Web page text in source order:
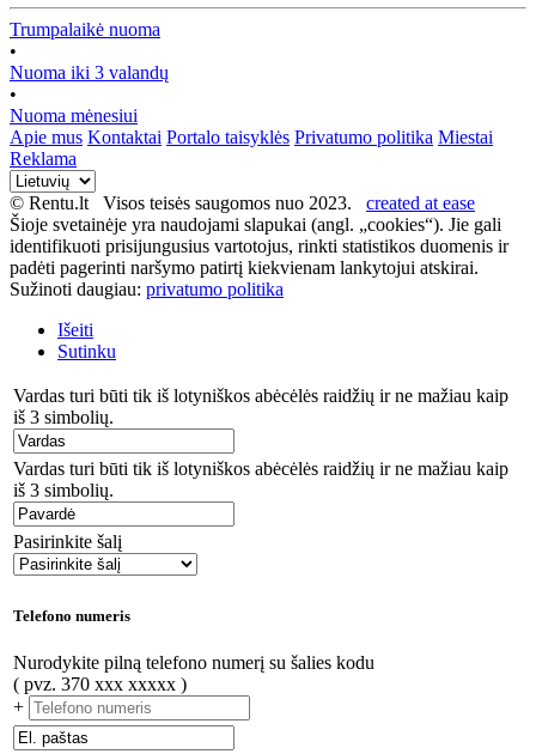
Trumpalaikė nuoma
•
Nuoma iki 3 valandų
•
Nuoma mėnesiui
Apie mus Kontaktai Portalo taisyklės Privatumo politika Miestai
Reklama
© Rentu.lt Visos teisės saugomos nuo 2023. created at ease
Šioje svetainėje yra naudojami slapukai (angl. „cookies“). Jie gali
identifikuoti prisijungusius vartotojus, rinkti statistikos duomenis ir
padėti pagerinti naršymo patirtį kiekvienam lankytojui atskirai.
Sužinoti daugiau: privatumo politika
Išeiti
Sutinku
Vardas turi būti tik iš lotyniškos abėcėlės raidžių ir ne mažiau kaip
iš 3 simbolių.
Vardas turi būti tik iš lotyniškos abėcėlės raidžių ir ne mažiau kaip
iš 3 simbolių.
Pasirinkite šalį
Telefono numeris
Nurodykite pilną telefono numerį su šalies kodu
( pvz. 370 xxx xxxxx )
+